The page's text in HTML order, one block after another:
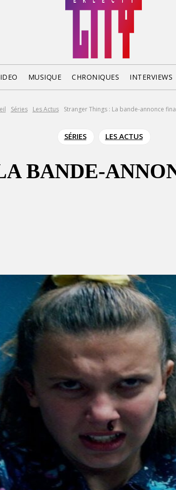
MUSIQUE CHRONIQUES INTERVIEWS
Séries Les Actus Stranger Things : La bande-annonce
SÉRIES LES ACTUS
BANDE-